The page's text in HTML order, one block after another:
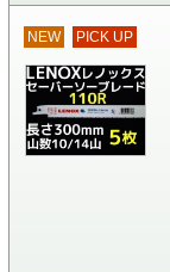
NEW PICK UP